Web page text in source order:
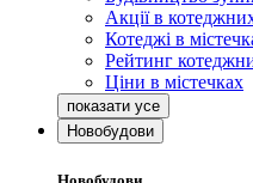
Акції в
Котеджі в
Рейтинг
Ціни в містечках
Новобудови